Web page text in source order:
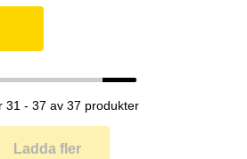
31 - 37 av 37 produkter
Ladda fler